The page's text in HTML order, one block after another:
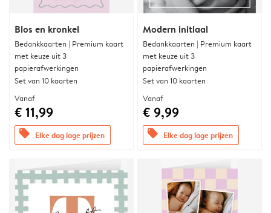
Blos en kronkel
Bedankkaarten | Premium kaart
met keuze uit 3
papierafwerkingen
Set van 10 kaarten
Vanaf
€ 11,99
offers Elke dag lage prijzen
Modern initiaal
Bedankkaarten | Premium kaart
met keuze uit 3
papierafwerkingen
Set van 10 kaarten
Vanaf
€ 9,99
offers Elke dag lage prijzen